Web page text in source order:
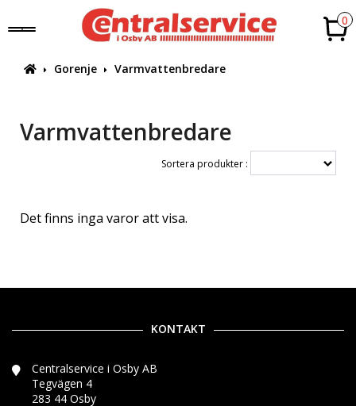
0
Gorenje Varmvattenbredare
Varmvattenbredare
Sortera produkter :
Det finns inga varor att visa.
KONTAKT
Centralservice i Osby AB
Tegvägen 4
283 44 Osby